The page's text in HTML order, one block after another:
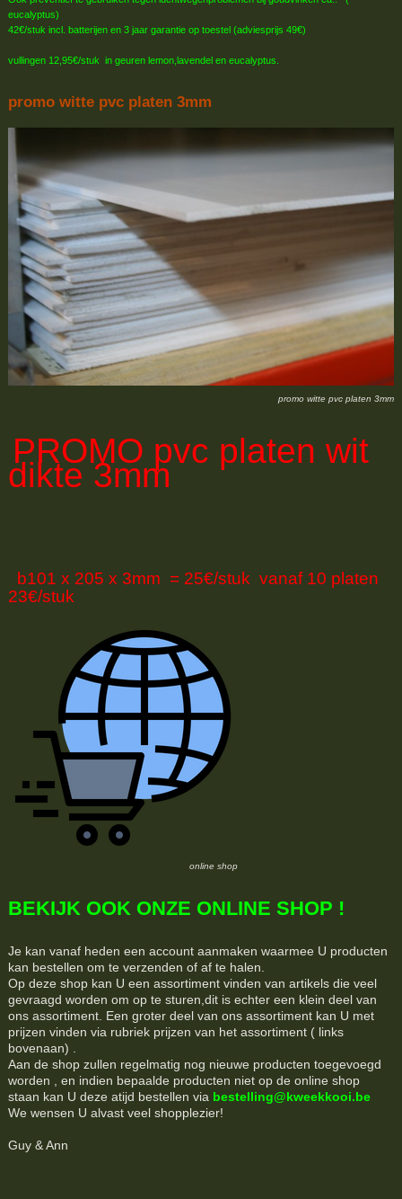
eucalyptus)
42€/stuk incl. batterijen en 3 jaar garantie op toestel (adviesprijs 49€)
vullingen 12,95€/stuk in geuren lemon,lavendel en eucalyptus.
promo witte pvc platen 3mm
promo witte pvc platen 3mm
PROMO pvc platen wit
dikte 3mm
b101 x 205 x 3mm = 25€/stuk vanaf 10 platen
23€/stuk
online shop
BEKIJK OOK ONZE ONLINE SHOP !
Je kan vanaf heden een account aanmaken waarmee U producten
kan bestellen om te verzenden of af te halen.
Op deze shop kan U een assortiment vinden van artikels die veel
gevraagd worden om op te sturen,dit is echter een klein deel van
ons assortiment. Een groter deel van ons assortiment kan U met
prijzen vinden via rubriek prijzen van het assortiment ( links
bovenaan) .
Aan de shop zullen regelmatig nog nieuwe producten toegevoegd
worden , en indien bepaalde producten niet op de online shop
staan kan U deze atijd bestellen via bestelling@kweekkooi.be
We wensen U alvast veel shopplezier!
Guy & Ann